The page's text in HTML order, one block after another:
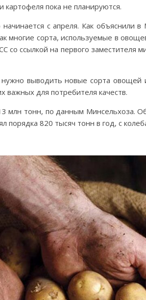
пока не планируются.
с апреля. Как объяснили
многие сорта, используемые в
ссылкой на первого заместителя
выводить новые сорта овощей
важных для потребителя качеств.
млн тонн, по данным Минсельхоза.
820 тысяч тонн в год, с